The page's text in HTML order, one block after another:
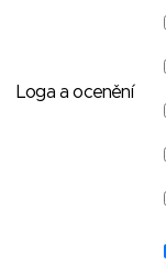
Loga a ocenění